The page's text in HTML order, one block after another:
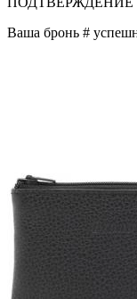
Ваша бронь #